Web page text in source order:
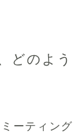
どのよう
ーティング